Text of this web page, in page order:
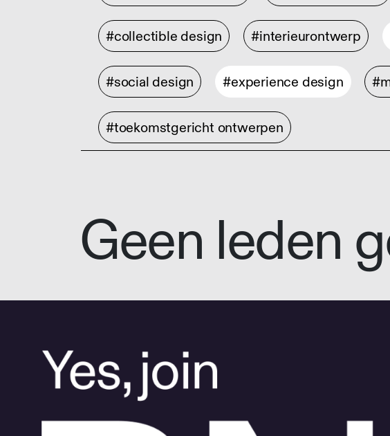
#collectible design #interieurontwerp
#social design #experience design
#toekomstgericht ontwerpen
Geen leden